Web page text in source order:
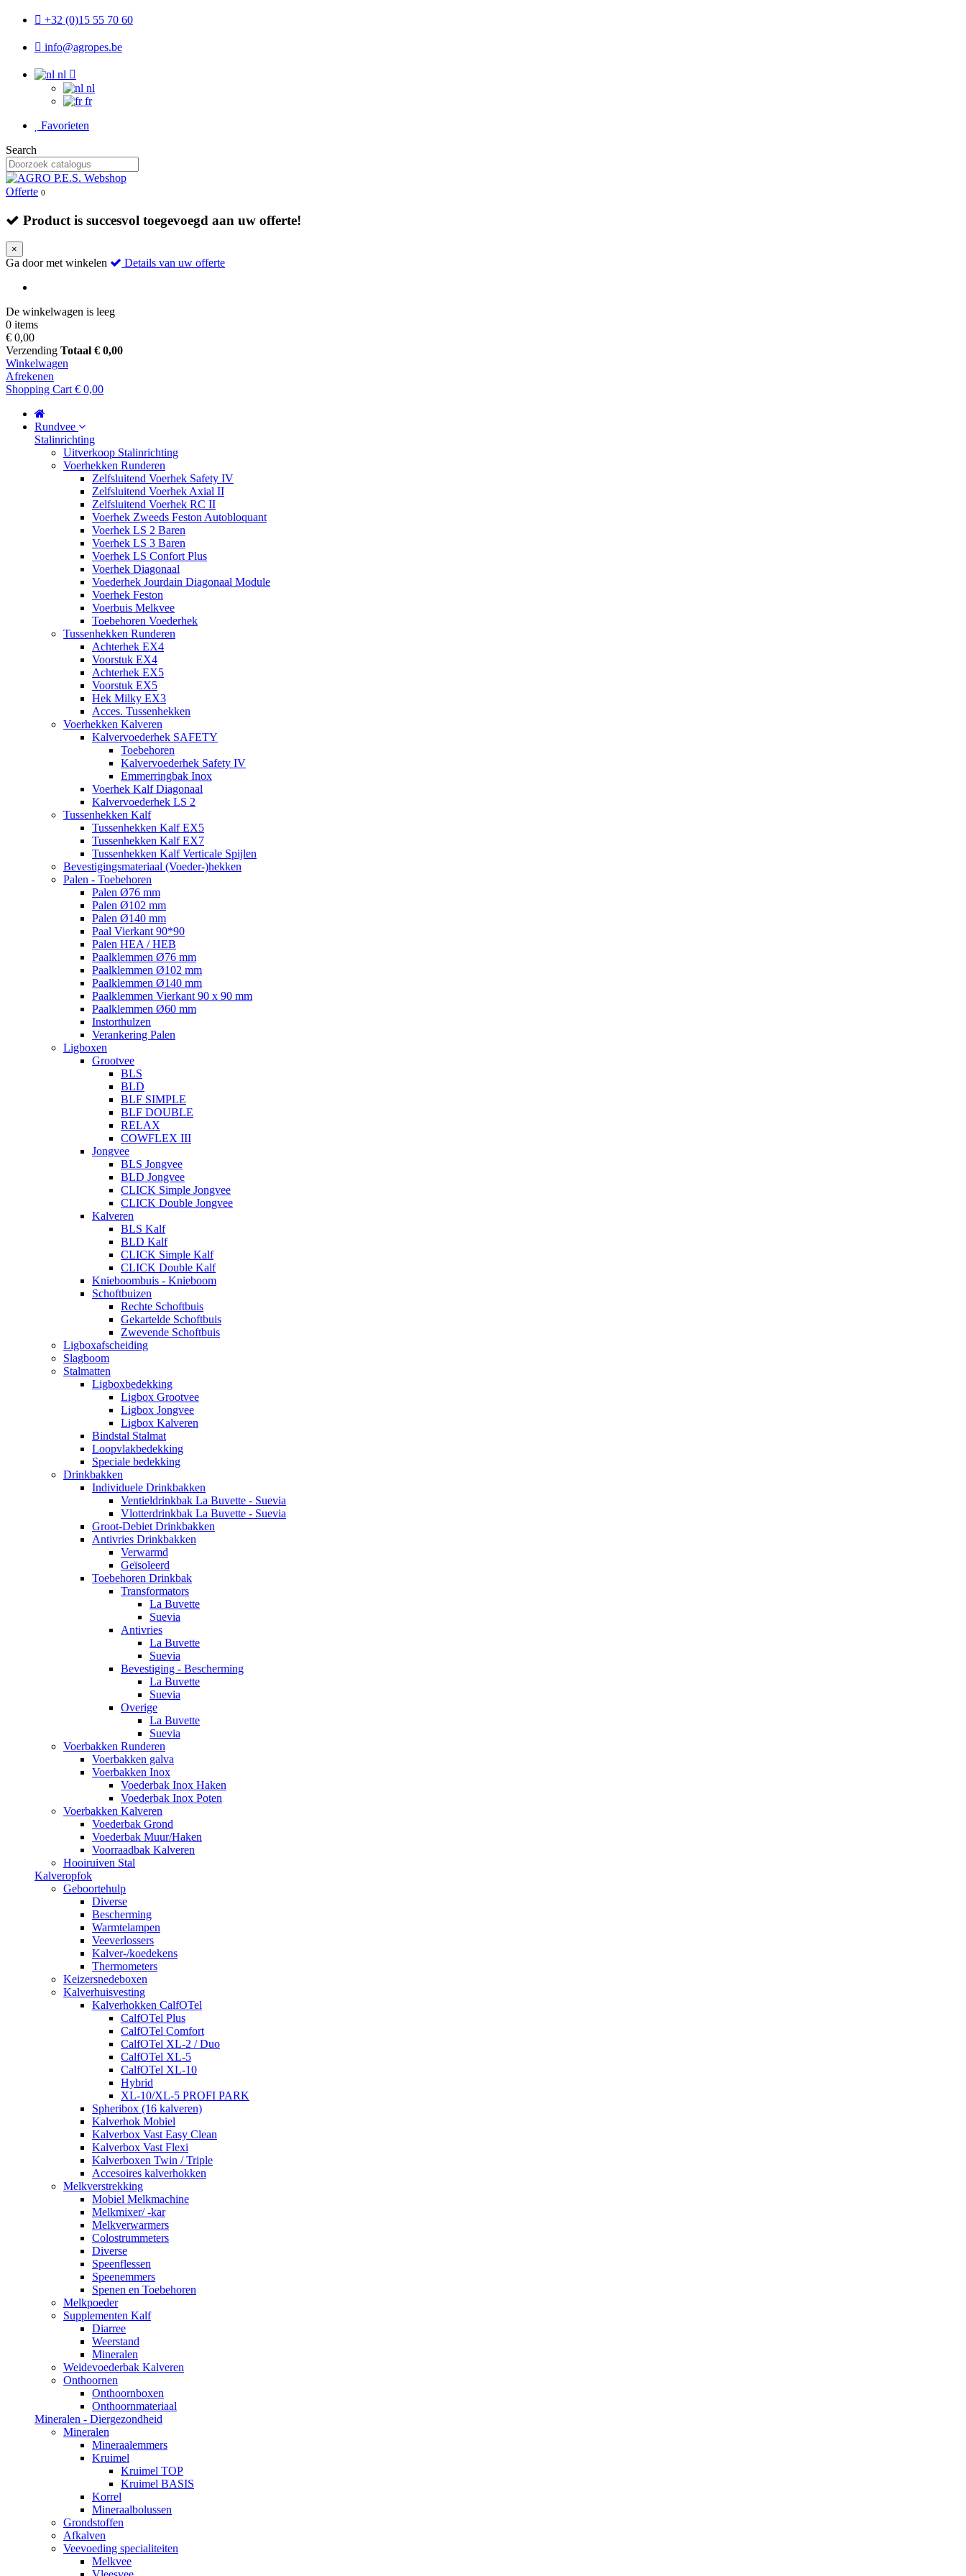
+32 (0)15 55 70 60
info@agropes.be
nl
nl
fr
Favorieten
Search
Offerte 0
Product is succesvol toegevoegd aan uw offerte!
×
Ga door met winkelen Details van uw offerte
De winkelwagen is leeg
0 items
€ 0,00
Verzending Totaal € 0,00
Winkelwagen
Afrekenen
Shopping Cart € 0,00
Rundvee
Stalinrichting
Uitverkoop Stalinrichting
Voerhekken Runderen
Zelfsluitend Voerhek Safety IV
Zelfsluitend Voerhek Axial II
Zelfsluitend Voerhek RC II
Voerhek Zweeds Feston Autobloquant
Voerhek LS 2 Baren
Voerhek LS 3 Baren
Voerhek LS Confort Plus
Voerhek Diagonaal
Voederhek Jourdain Diagonaal Module
Voerhek Feston
Voerbuis Melkvee
Toebehoren Voederhek
Tussenhekken Runderen
Achterhek EX4
Voorstuk EX4
Achterhek EX5
Voorstuk EX5
Hek Milky EX3
Acces. Tussenhekken
Voerhekken Kalveren
Kalvervoederhek SAFETY
Toebehoren
Kalvervoederhek Safety IV
Emmerringbak Inox
Voerhek Kalf Diagonaal
Kalvervoederhek LS 2
Tussenhekken Kalf
Tussenhekken Kalf EX5
Tussenhekken Kalf EX7
Tussenhekken Kalf Verticale Spijlen
Bevestigingsmateriaal (Voeder-)hekken
Palen - Toebehoren
Palen Ø76 mm
Palen Ø102 mm
Palen Ø140 mm
Paal Vierkant 90*90
Palen HEA / HEB
Paalklemmen Ø76 mm
Paalklemmen Ø102 mm
Paalklemmen Ø140 mm
Paalklemmen Vierkant 90 x 90 mm
Paalklemmen Ø60 mm
Instorthulzen
Verankering Palen
Ligboxen
Grootvee
BLS
BLD
BLF SIMPLE
BLF DOUBLE
RELAX
COWFLEX III
Jongvee
BLS Jongvee
BLD Jongvee
CLICK Simple Jongvee
CLICK Double Jongvee
Kalveren
BLS Kalf
BLD Kalf
CLICK Simple Kalf
CLICK Double Kalf
Knieboombuis - Knieboom
Schoftbuizen
Rechte Schoftbuis
Gekartelde Schoftbuis
Zwevende Schoftbuis
Ligboxafscheiding
Slagboom
Stalmatten
Ligboxbedekking
Ligbox Grootvee
Ligbox Jongvee
Ligbox Kalveren
Bindstal Stalmat
Loopvlakbedekking
Speciale bedekking
Drinkbakken
Individuele Drinkbakken
Ventieldrinkbak La Buvette - Suevia
Vlotterdrinkbak La Buvette - Suevia
Groot-Debiet Drinkbakken
Antivries Drinkbakken
Verwarmd
Geïsoleerd
Toebehoren Drinkbak
Transformators
La Buvette
Suevia
Antivries
La Buvette
Suevia
Bevestiging - Bescherming
La Buvette
Suevia
Overige
La Buvette
Suevia
Voerbakken Runderen
Voerbakken galva
Voerbakken Inox
Voederbak Inox Haken
Voederbak Inox Poten
Voerbakken Kalveren
Voederbak Grond
Voederbak Muur/Haken
Voorraadbak Kalveren
Hooiruiven Stal
Kalveropfok
Geboortehulp
Diverse
Bescherming
Warmtelampen
Veeverlossers
Kalver-/koedekens
Thermometers
Keizersnedeboxen
Kalverhuisvesting
Kalverhokken CalfOTel
CalfOTel Plus
CalfOTel Comfort
CalfOTel XL-2 / Duo
CalfOTel XL-5
CalfOTel XL-10
Hybrid
XL-10/XL-5 PROFI PARK
Spheribox (16 kalveren)
Kalverhok Mobiel
Kalverbox Vast Easy Clean
Kalverbox Vast Flexi
Kalverboxen Twin / Triple
Accesoires kalverhokken
Melkverstrekking
Mobiel Melkmachine
Melkmixer/ -kar
Melkverwarmers
Colostrummeters
Diverse
Speenflessen
Speenemmers
Spenen en Toebehoren
Melkpoeder
Supplementen Kalf
Diarree
Weerstand
Mineralen
Weidevoederbak Kalveren
Onthoornen
Onthoornboxen
Onthoornmateriaal
Mineralen - Diergezondheid
Mineralen
Mineraalemmers
Kruimel
Kruimel TOP
Kruimel BASIS
Korrel
Mineraalbolussen
Grondstoffen
Afkalven
Veevoeding specialiteiten
Melkvee